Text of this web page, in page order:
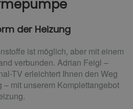
der Heizung
ist möglich, aber mit einem
verbunden. Adrian Feigl –
TV erleichtert Ihnen den Weg
mit unserem Komplettangebot